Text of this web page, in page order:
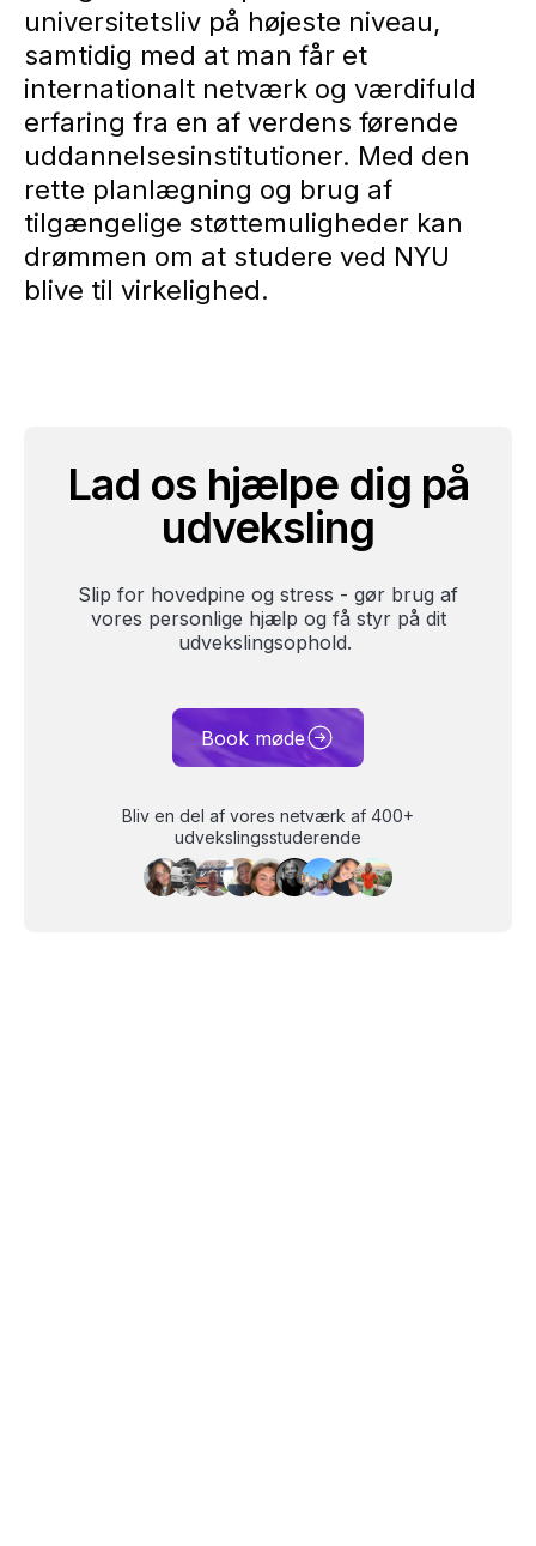
universitetsliv på højeste niveau,
samtidig med at man får et
internationalt netværk og værdifuld
erfaring fra en af verdens førende
uddannelsesinstitutioner. Med den
rette planlægning og brug af
tilgængelige støttemuligheder kan
drømmen om at studere ved NYU
blive til virkelighed.
Lad os hjælpe dig på
udveksling
Slip for hovedpine og stress - gør brug af
vores personlige hjælp og få styr på dit
udvekslingsophold.
Book møde
Bliv en del af vores netværk af 400+
udvekslingsstuderende